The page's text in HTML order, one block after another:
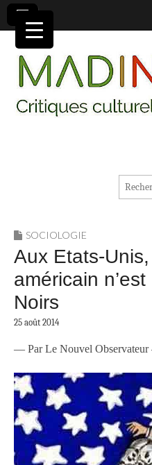
SOCIOLOGIE
Aux Etats-
américain
Noirs
25 août 2014
— Par Le Nouvel